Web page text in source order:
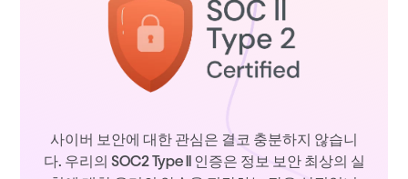
사이버 보안에 대한 관심은 결코 충분하지 않습니
다. 우리의 SOC2 Type II 인증은 정보 보안 최상의 실